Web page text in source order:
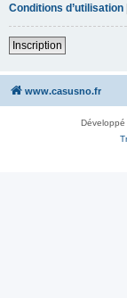
Conditions d’utilisation
Inscription
www.casusno.fr